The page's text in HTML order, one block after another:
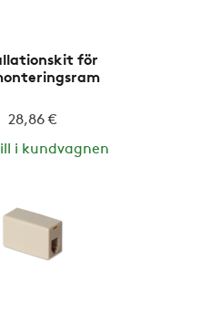
för
28,86 €
i kundvagnen